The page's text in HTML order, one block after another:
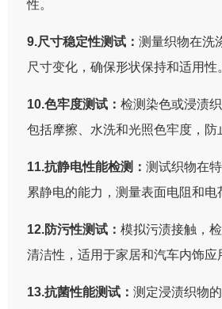
性。
9.尺寸稳定性测试：测量织物在洗
尺寸变化，确保形状保持和适用性
10.色牢度测试：检测染色或浸渍
包括摩擦、水洗和光照色牢度，防
11.抗静电性能检测：测试织物在
累静电的能力，测量表面电阻和电
12.防污性测试：模拟污渍接触，
清洁性，适用于家居和汽车内饰应
13.抗菌性能测试：测定浸渍织物